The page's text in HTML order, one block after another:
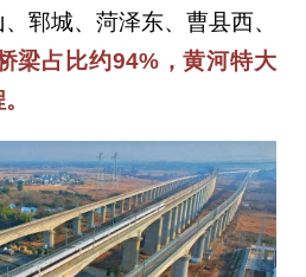
郓城、菏泽东、曹县西、
梁占比约94%，黄河特大